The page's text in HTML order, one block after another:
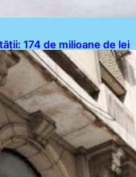
174 de milioane de lei
sanitar din România